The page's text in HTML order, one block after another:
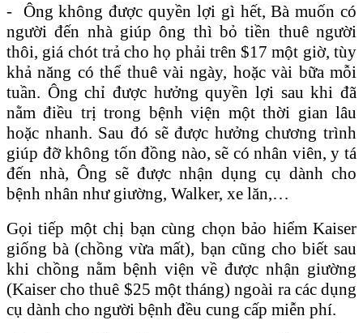
- Ông không được quyền lợi gì hết, Bà muốn có
người đến nhà giúp ông thì bỏ tiền thuê người
thôi, giá chót trả cho họ phải trên $17 một giờ, tùy
khả năng có thể thuê vài ngày, hoặc vài bữa mỗi
tuần. Ông chỉ được hưởng quyền lợi sau khi đã
nằm điều trị trong bệnh viện một thời gian lâu
hoặc nhanh. Sau đó sẽ được hưởng chương trình
giúp đỡ không tốn đồng nào, sẽ có nhân viên, y tá
đến nhà, Ông sẽ được nhận dụng cụ dành cho
bệnh nhân như giường, Walker, xe lăn,…
Gọi tiếp một chị bạn cùng chọn bảo hiểm Kaiser
giống bà (chồng vừa mất), bạn cũng cho biết sau
khi chồng nằm bệnh viện về được nhận giường
(Kaiser cho thuê $25 một tháng) ngoài ra các dụng
cụ dành cho người bệnh đều cung cấp miễn phí.